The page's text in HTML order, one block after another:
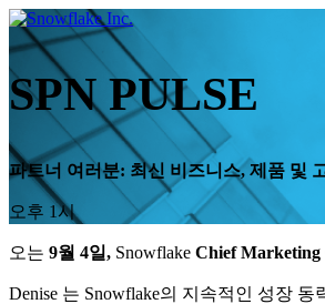
Skip
content
SPN PULSE
파트너 여러분: 최신 비즈니스, 제품 및
오후 1시
오는 9월 4일, Snowflake Chief Marketing
Denise 는 Snowflake의 지속적인 성장